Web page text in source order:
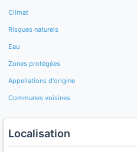
Climat
Risques naturels
Eau
Zones protégées
Appellations d'origine
Communes voisines
Localisation